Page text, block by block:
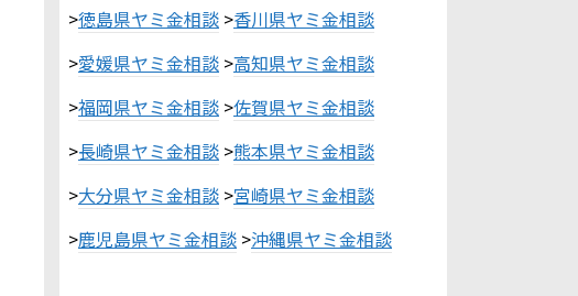
>徳島県ヤミ金相談 >香川県ヤミ金相談
>愛媛県ヤミ金相談 >高知県ヤミ金相談
>福岡県ヤミ金相談 >佐賀県ヤミ金相談
>長崎県ヤミ金相談 >熊本県ヤミ金相談
>大分県ヤミ金相談 >宮崎県ヤミ金相談
>鹿児島県ヤミ金相談 >沖縄県ヤミ金相談